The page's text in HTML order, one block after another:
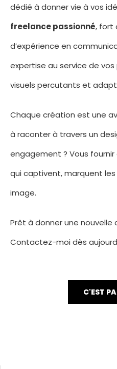
dédié à donner vie à vos
freelance passionné, fort
d’expérience en
expertise au service de
visuels percutants et
Chaque création est une
à raconter à travers un
engagement ? Vous
qui captivent, marquent
image.
Prêt à donner une
Contactez-moi dès
C'EST